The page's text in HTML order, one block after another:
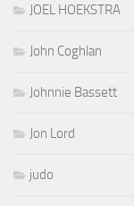
JOEL HOEKSTRA
John Coghlan
Johnnie Bassett
Jon Lord
judo